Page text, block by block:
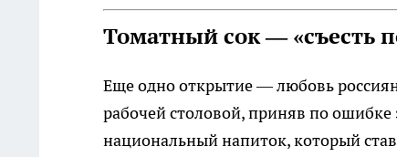
Томатный сок — «съесть
Еще одно открытие — любовь
рабочей столовой, приняв по ошибке
национальный напиток, который